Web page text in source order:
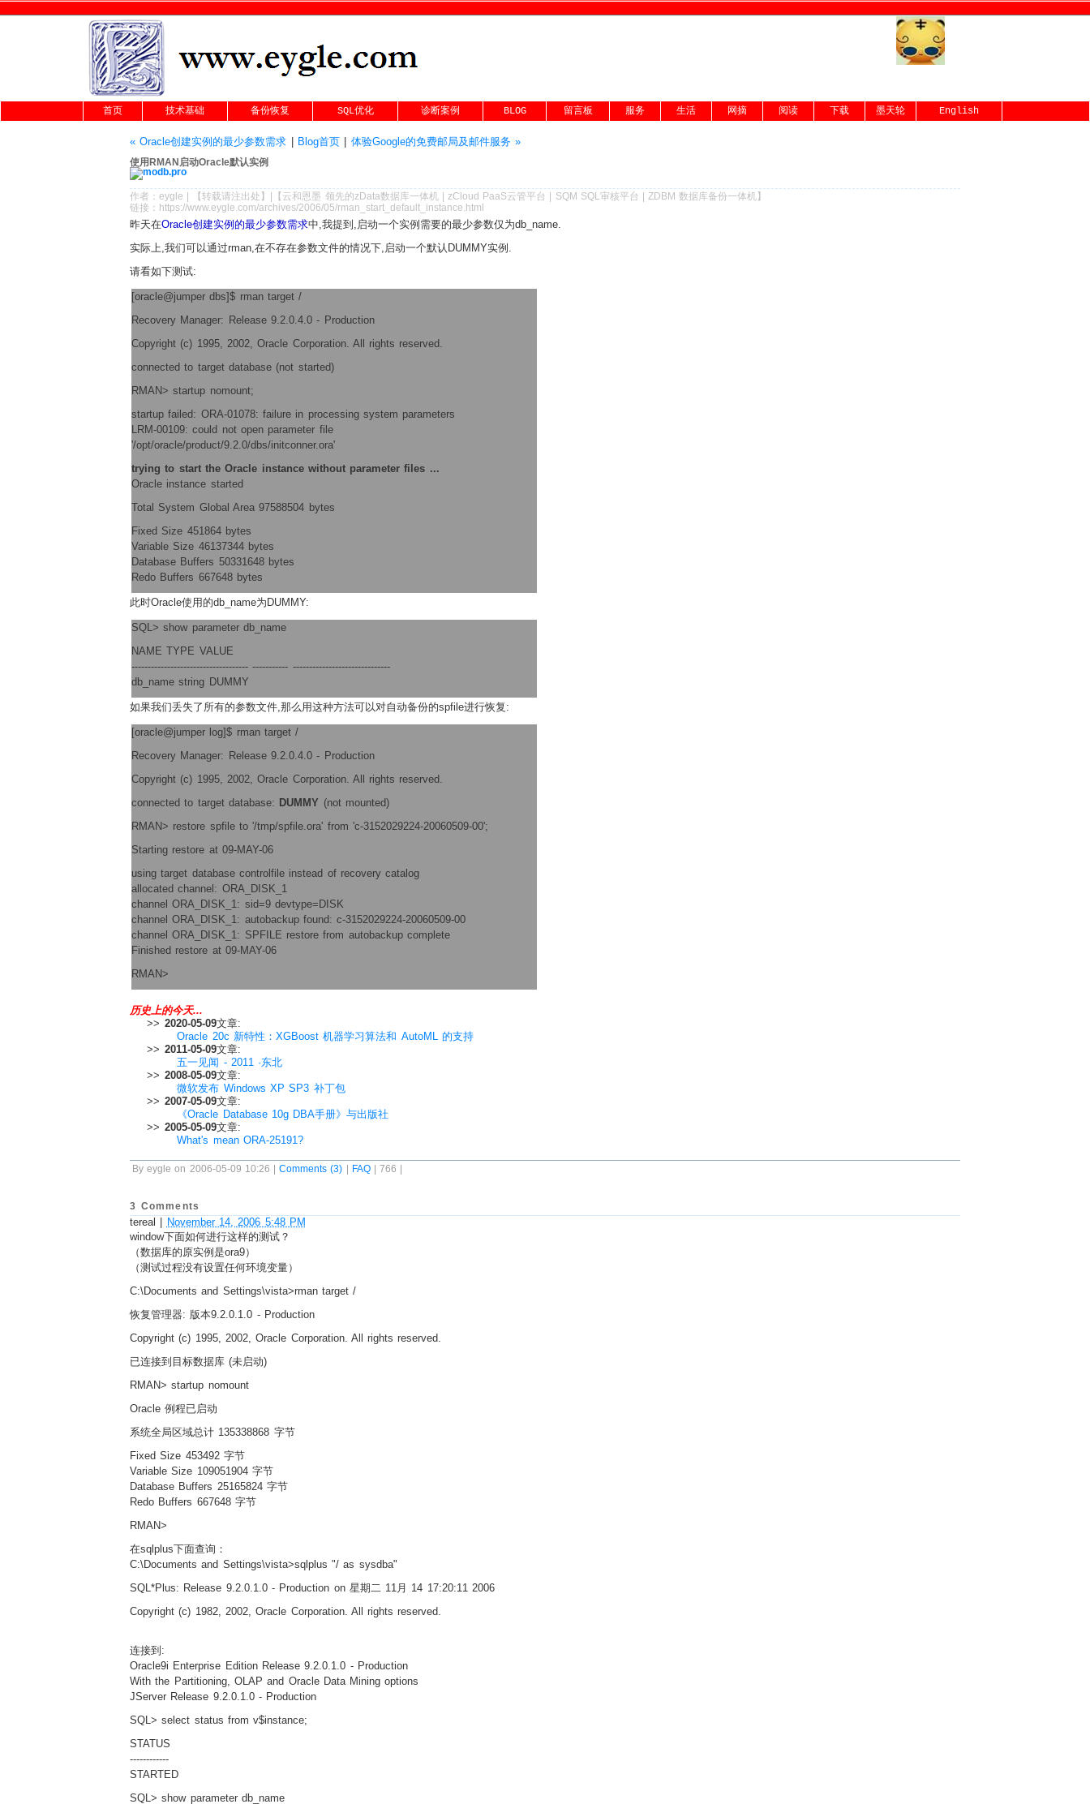
首页 技术基础 备份恢复 SQL优化 诊断案例 BLOG 留言板 服务 生活 网摘 阅读 下载 墨天轮 English
« Oracle创建实例的最少参数需求 Blog首页| 体验Google的免费邮局及邮件服务 »
使用RMAN启动Oracle默认实例
作者： eygle 【转载请注出处 】|【 云和恩墨 领先的zData数据库一体机|zCloud PaaS云管平台 SQM SQL审核平台 |ZDBM 数据库备份一体机】
链接： https://www.eygle.com/archives/2006/05/rman_start_default_instance.html
昨天在Oracle创建实例的最少参数需求中,我提到,启动一个实例需要的最少参数仅为db_name.
实际上,我们可以通过rman,在不存在参数文件的情况下,启动一个默认DUMMY实例.
请看如下测试:
[oracle@jumper dbs]$ rman target /
Recovery Manager: Release 9.2.0.4.0 - Production
Copyright (c) 1995, 2002, Oracle Corporation. All rights reserved.
connected to target database (not started)
RMAN> startup nomount;
startup failed: ORA-01078: failure in processing system parameters
LRM-00109: could not open parameter file
'/opt/oracle/product/9.2.0/dbs/initconner.ora'
trying to start the Oracle instance without parameter files ...
Oracle instance started
Total System Global Area 97588504 bytes
Fixed Size 451864 bytes
Variable Size 46137344 bytes
Database Buffers 50331648 bytes
Redo Buffers 667648 bytes
此时Oracle使用的db_name为DUMMY:
SQL> show parameter db_name
NAME TYPE VALUE
------------------------------------ ----------- ------------------------------
db_name string DUMMY
如果我们丢失了所有的参数文件,那么用这种方法可以对自动备份的spfile进行恢复:
[oracle@jumper log]$ rman target /
Recovery Manager: Release 9.2.0.4.0 - Production
Copyright (c) 1995, 2002, Oracle Corporation. All rights reserved.
connected to target database: DUMMY (not mounted)
RMAN> restore spfile to '/tmp/spfile.ora' from 'c-3152029224-20060509-00';
Starting restore at 09-MAY-06
using target database controlfile instead of recovery catalog
allocated channel: ORA_DISK_1
channel ORA_DISK_1: sid=9 devtype=DISK
channel ORA_DISK_1: autobackup found: c-3152029224-20060509-00
channel ORA_DISK_1: SPFILE restore from autobackup complete
Finished restore at 09-MAY-06
RMAN>
历史上的今天...
>> 2020-05-09文章:
Oracle 20c 新特性：XGBoost 机器学习算法和 AutoML 的支持
>> 2011-05-09文章:
五一见闻 - 2011 ·东北
>> 2008-05-09文章:
微软发布 Windows XP SP3 补丁包
>> 2007-05-09文章:
《Oracle Database 10g DBA手册》与出版社
>> 2005-05-09文章:
What's mean ORA-25191?
By eygle on 2006-05-09 10:26 |Comments (3) | FAQ| 766 |
3 Comments
tereal | November 14, 2006 5:48 PM
window下面如何进行这样的测试？
（数据库的原实例是ora9）
（测试过程没有设置任何环境变量）
C:\Documents and Settings\vista>rman target /
恢复管理器: 版本9.2.0.1.0 - Production
Copyright (c) 1995, 2002, Oracle Corporation. All rights reserved.
已连接到目标数据库 (未启动)
RMAN> startup nomount
Oracle 例程已启动
系统全局区域总计 135338868 字节
Fixed Size 453492 字节
Variable Size 109051904 字节
Database Buffers 25165824 字节
Redo Buffers 667648 字节
RMAN>
在sqlplus下面查询：
C:\Documents and Settings\vista>sqlplus "/ as sysdba"
SQL*Plus: Release 9.2.0.1.0 - Production on 星期二 11月 14 17:20:11 2006
Copyright (c) 1982, 2002, Oracle Corporation. All rights reserved.
连接到:
Oracle9i Enterprise Edition Release 9.2.0.1.0 - Production
With the Partitioning, OLAP and Oracle Data Mining options
JServer Release 9.2.0.1.0 - Production
SQL> select status from v$instance;
STATUS
------------
STARTED
SQL> show parameter db_name